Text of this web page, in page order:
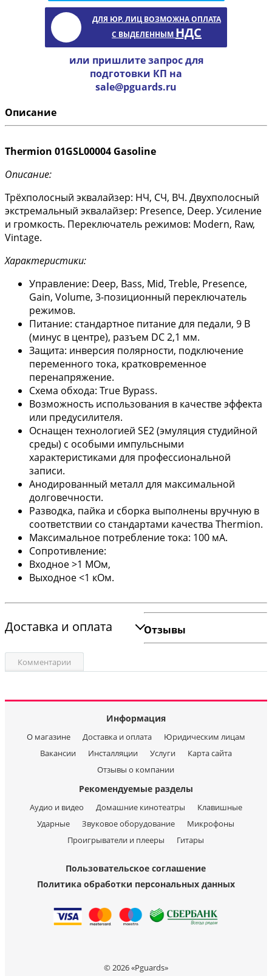
ДЛЯ ЮР. ЛИЦ ВОЗМОЖНА ОПЛАТА
С ВЫДЕЛЕННЫМ НДС
или пришлите запрос для
подготовки КП на
sale@pguards.ru
Описание
Thermion 01GSL00004 Gasoline
Описание:
Трёхполосный эквалайзер: НЧ, СЧ, ВЧ. Двухполосный
экстремальный эквалайзер: Presence, Deep. Усиление
и громкость. Переключатель режимов: Modern, Raw,
Vintage.
Характеристики:
Управление: Deep, Bass, Mid, Treble, Presence,
Gain, Volume, 3-позиционный переключатель
режимов.
Питание: стандартное питание для педали, 9 В
(минус в центре), разъем DC 2,1 мм.
Защита: инверсия полярности, подключение
переменного тока, кратковременное
перенапряжение.
Схема обхода: True Bypass.
Возможность использования в качестве эффекта
или предусилителя.
Оснащен технологией SE2 (эмуляция студийной
среды) с особыми импульсными
характеристиками для профессиональной
записи.
Анодированный металл для максимальной
долговечности.
Разводка, пайка и сборка выполнены вручную в
соответствии со стандартами качества Thermion.
Максимальное потребление тока: 100 мА.
Сопротивление:
Входное >1 МОм,
Выходное <1 кОм.
Доставка и оплата Отзывы
Комментарии
Информация
О магазине Доставка и оплата
Юридическим лицам
Вакансии
Инсталляции Услуги
Карта сайта
Отзывы о компании
Рекомендуемые разделы
Аудио и видео Домашние кинотеатры
Клавишные
Ударные
Звуковое оборудование
Микрофоны
Проигрыватели и плееры
Гитары
Пользовательское соглашение
Политика обработки персональных данных
© 2026 «Pguards»